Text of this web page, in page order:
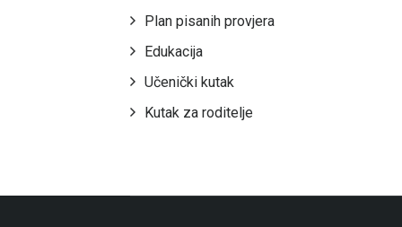
Plan pisanih provjera
Edukacija
Učenički kutak
Kutak za roditelje